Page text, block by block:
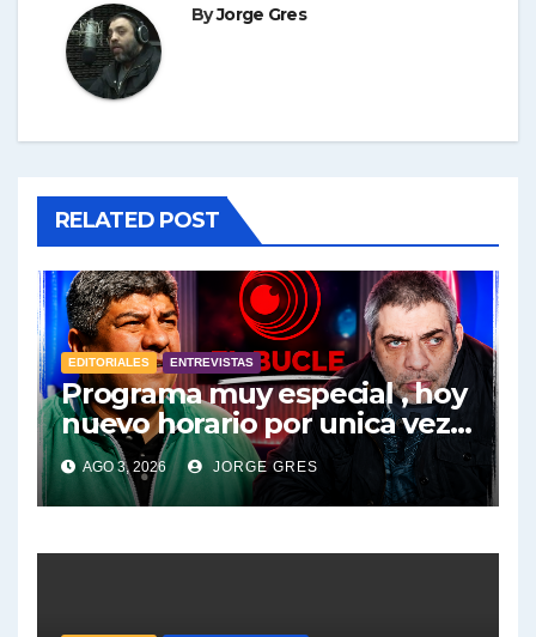
p ByJorge Gres
RELATED POST
EDITORIALES ENTREVISTAS
Programa muy especial , hoy
nuevo horario por unica vez .
Pablo Moyano en vivo sobran
las palabras, te esperamos
en el Bucle 10:30 3/8/2026
AGO 3, 2026 JORGE GRES